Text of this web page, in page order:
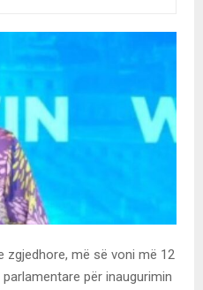
më së voni më 12
për inaugurimin